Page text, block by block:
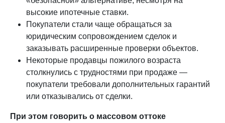
высокие ипотечные ставки.
Покупатели стали чаще обращаться за
юридическим сопровождением сделок и
заказывать расширенные проверки объектов.
Некоторые продавцы пожилого возраста
столкнулись с трудностями при продаже —
покупатели требовали дополнительных гарантий
или отказывались от сделки.
При этом говорить о массовом оттоке